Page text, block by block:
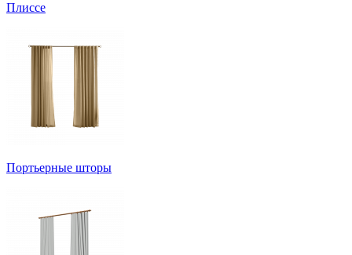
Плиссе
Портьерные шторы